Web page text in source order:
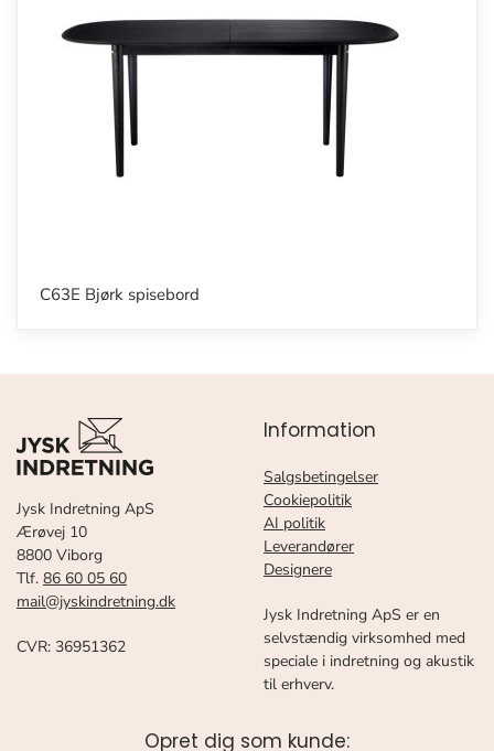
C63E Bjørk spisebord
Jysk Indretning ApS
Ærøvej 10
8800 Viborg
Tlf. 86 60 05 60
mail@jyskindretning.dk
CVR: 36951362
Information
Salgsbetingelser
Cookiepolitik
AI politik
Leverandører
Designere
Jysk Indretning ApS er en
selvstændig virksomhed med
speciale i indretning og akustik
til erhverv.
Opret dig som kunde: